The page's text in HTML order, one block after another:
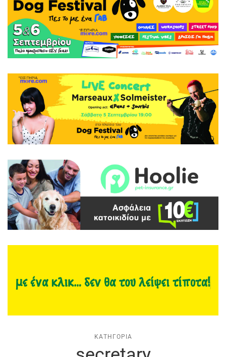
ΚΑΤΗΓΟΡΊΑ